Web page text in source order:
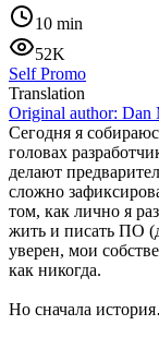
10 min
52K
Self Promo
Translation
Original author: Dan
Сегодня я
головах
делают
сложно
том, как лично я
жить и писать ПО
уверен, мои
как никогда.
Но сначала